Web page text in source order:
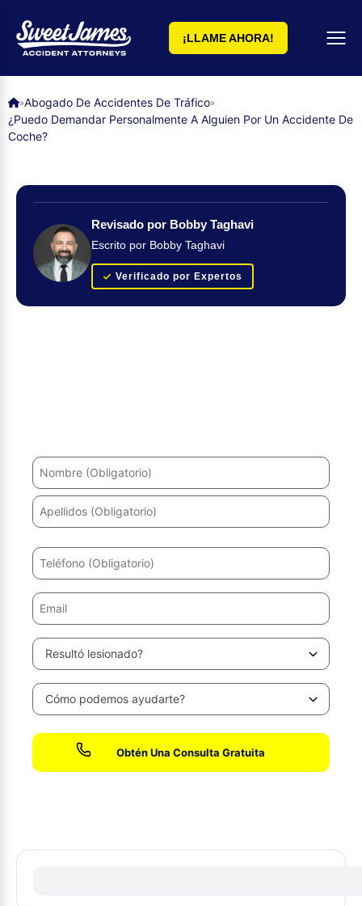
¡LLAME AHORA!
»Abogado De Accidentes De Tráfico»
¿Puedo Demandar Personalmente A Alguien Por Un Accidente De
Coche?
Revisado por Bobby Taghavi
Escrito por Bobby Taghavi
Verificado por Expertos